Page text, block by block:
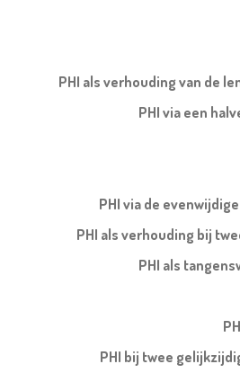
PHI als verhouding van de
PHI via een
PHI via de
PHI als verhouding bij
PHI als
PHI bij twee